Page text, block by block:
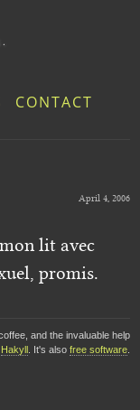
CONTACT
April 4, 2006
lit avec
promis.
and the invaluable help
Hakyll. It's also free software.